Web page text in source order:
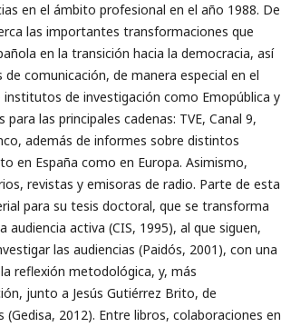
en el ámbito profesional en el año 1988. De
las importantes transformaciones que
en la transición hacia la democracia, así
comunicación, de manera especial en el
institutos de investigación como Emopública y
las principales cadenas: TVE, Canal 9,
además de informes sobre distintos
en España como en Europa. Asimismo,
revistas y emisoras de radio. Parte de esta
para su tesis doctoral, que se transforma
activa (CIS, 1995), al que siguen,
las audiencias (Paidós, 2001), con una
reflexión metodológica, y, más
junto a Jesús Gutiérrez Brito, de
2012). Entre libros, colaboraciones en